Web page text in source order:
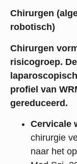
Chirurgen
robotisch)
Chirurgen
risicogroep.
profiel van
gereduceerd.
Cervicale
chirurgie
naar het